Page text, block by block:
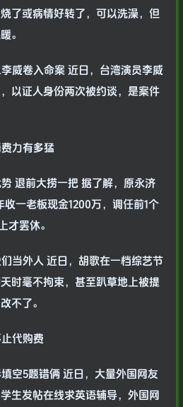
了或病情好转了，可以洗澡，但
。
威卷入命案 近日，台湾演员李威
以证人身份两次被约谈，是案件
力有多猛
退前大捞一把 据了解，原永济
收一老板现金1200万，调任前1个
才罢休。
当外人 近日，胡歌在一档综艺节
时毫不拘束，甚至趴草地上被提
不了。
代购费
空5题错俩 近日，大量外国网友
生发帖在线求英语辅导，外国网